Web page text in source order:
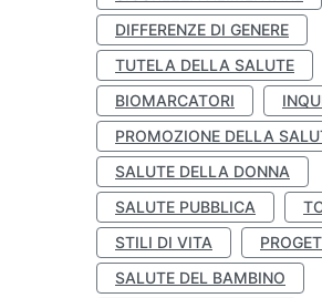
DIFFERENZE DI GENERE
TUTELA DELLA SALUTE
BIOMARCATORI
PROMOZIONE DELLA
SALUTE DELLA DONNA
SALUTE PUBBLICA
STILI DI VITA
SALUTE DEL BAMBINO